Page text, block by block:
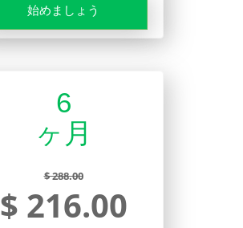
始めましょう
6
ヶ月
$ 288.00
$ 216.00